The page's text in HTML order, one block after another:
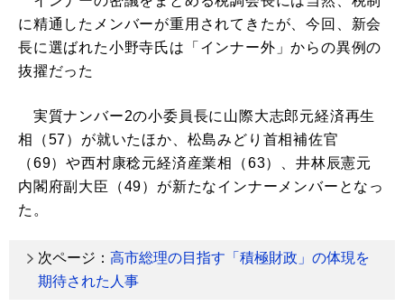
に精通したメンバーが重用されてきたが、今回、新会
長に選ばれた小野寺氏は「インナー外」からの異例の
抜擢だった
実質ナンバー2の小委員長に山際大志郎元経済再生
相（57）が就いたほか、松島みどり首相補佐官
（69）や西村康稔元経済産業相（63）、井林辰憲元
内閣府副大臣（49）が新たなインナーメンバーとなっ
た。
次ページ： 高市総理の目指す「積極財政」の体現を
期待された人事